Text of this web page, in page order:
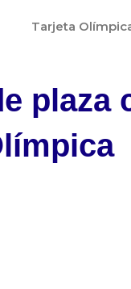
Tarjeta
plaza